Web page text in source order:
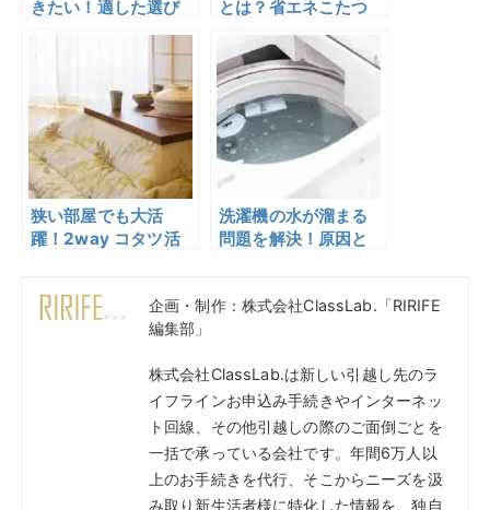
きたい！適した選び
とは？省エネこたつ
紹介
狭い部屋でも大活
躍！2way コタツ活
洗濯機の水が溜まる
問題を解決！原因と
企画・制作：株式会社ClassLab.「RIRIFE
編集部」
株式会社ClassLab.は新しい引越し先のラ
イフラインお申込み手続きやインターネッ
ト回線、その他引越しの際のご面倒ごとを
一括で承っている会社です。年間6万人以
上のお手続きを代行、そこからニーズを汲
み取り新生活者様に特化した情報を、独自